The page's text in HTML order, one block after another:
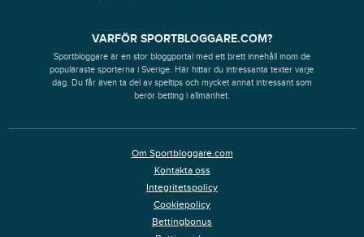
VARFÖR SPORTBLOGGARE.COM?
Sportbloggare är en stor bloggportal med ett brett innehåll inom de
populäraste sporterna i Sverige. Här hittar du intressanta texter varje
dag. Du får även ta del av speltips och mycket annat intressant som
berör betting i allmänhet.
Om Sportbloggare.com
Kontakta oss
Integritetspolicy
Cookiepolicy
Bettingbonus